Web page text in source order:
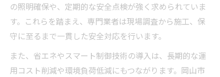
の照明確保や、定期的な安全点検が強く求められていま
す。これらを踏まえ、専門業者は現場調査から施工、保
守に至るまで一貫した安全対応を行います。
また、省エネやスマート制御技術の導入は、長期的な運
用コスト削減や環境負荷低減にもつながります。岡山市